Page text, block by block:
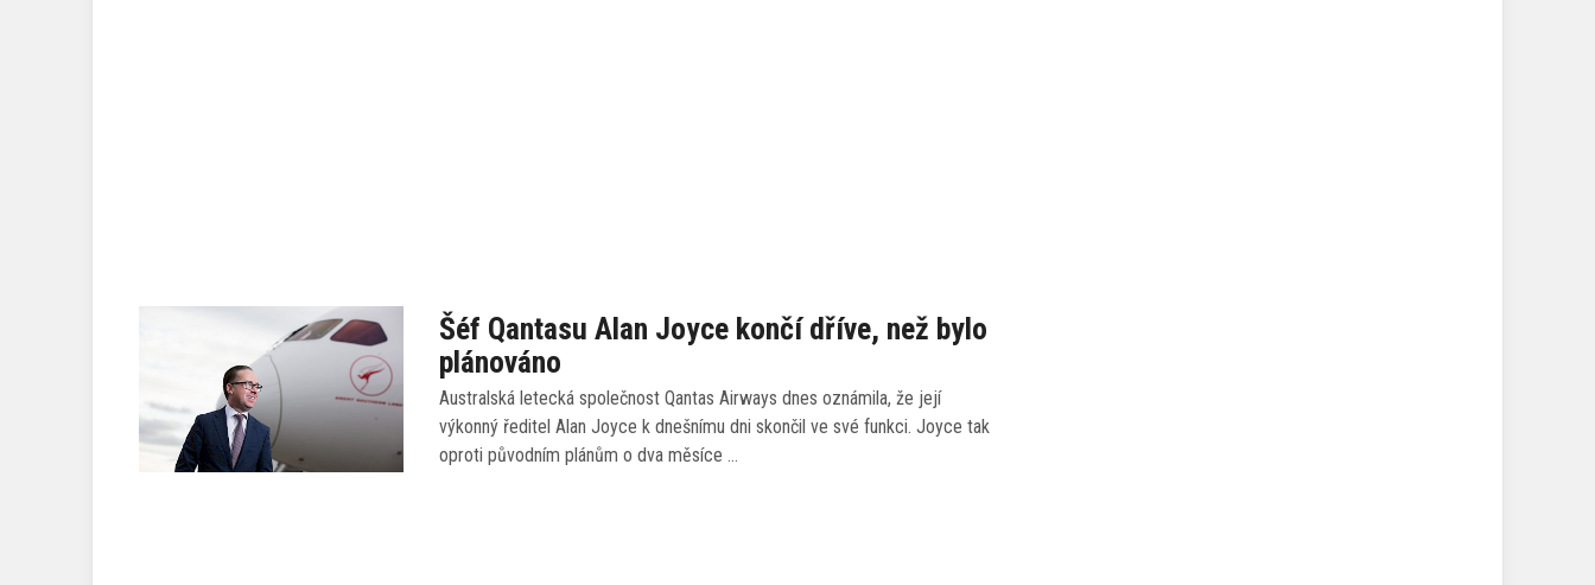
Šéf Qantasu Alan Joyce končí dříve, než bylo
plánováno
Australská letecká společnost Qantas Airways dnes oznámila, že její
výkonný ředitel Alan Joyce k dnešnímu dni skončil ve své funkci. Joyce tak
oproti původním plánům o dva měsíce …